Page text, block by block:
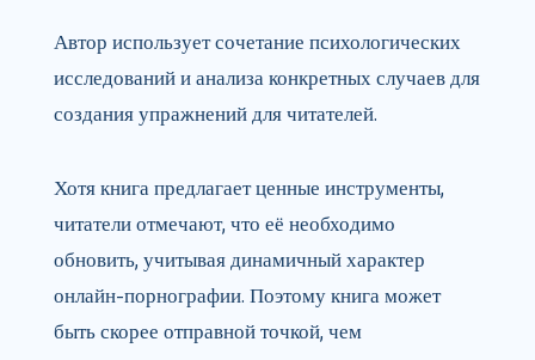
Автор использует сочетание психологических
исследований и анализа конкретных случаев для
создания упражнений для читателей.
Хотя книга предлагает ценные инструменты,
читатели отмечают, что её необходимо
обновить, учитывая динамичный характер
онлайн-порнографии. Поэтому книга может
быть скорее отправной точкой, чем